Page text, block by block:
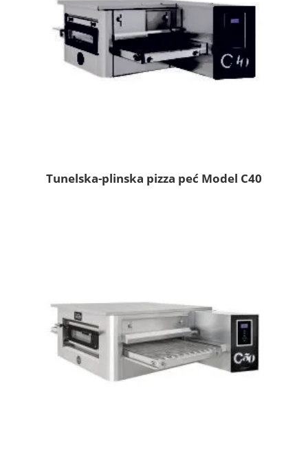
Tunelska-plinska pizza peć Model C40